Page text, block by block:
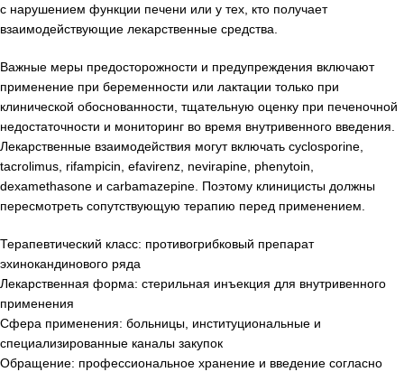
с нарушением функции печени или у тех, кто получает
взаимодействующие лекарственные средства.
Важные меры предосторожности и предупреждения включают
применение при беременности или лактации только при
клинической обоснованности, тщательную оценку при печеночной
недостаточности и мониторинг во время внутривенного введения.
Лекарственные взаимодействия могут включать cyclosporine,
tacrolimus, rifampicin, efavirenz, nevirapine, phenytoin,
dexamethasone и carbamazepine. Поэтому клиницисты должны
пересмотреть сопутствующую терапию перед применением.
Терапевтический класс: противогрибковый препарат
эхинокандинового ряда
Лекарственная форма: стерильная инъекция для внутривенного
применения
Сфера применения: больницы, институциональные и
специализированные каналы закупок
Обращение: профессиональное хранение и введение согласно